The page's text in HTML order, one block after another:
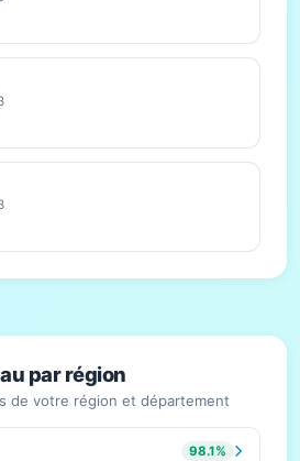
par région
de votre région et département
98.1%